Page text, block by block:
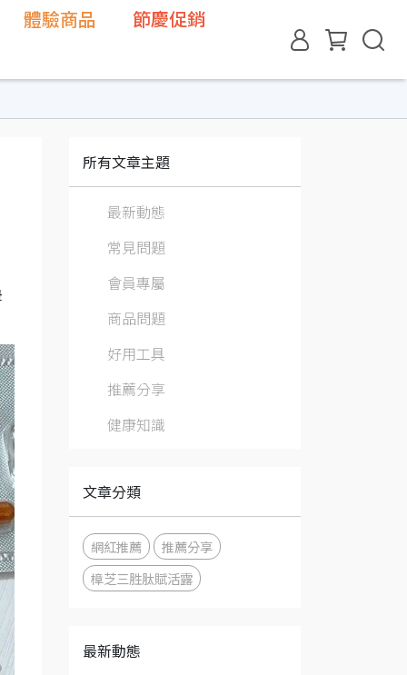
體驗商品 節慶促銷
所有文章主題
最新動態
常見問題
會員專屬
商品問題
好用工具
推薦分享
健康知識
文章分類
網紅推薦
推薦分享
樟芝三胜肽賦活露
最新動態